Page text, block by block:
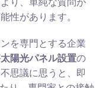
性があります。
を専門とする企業
太陽光パネル設置の
思議に思うと、即